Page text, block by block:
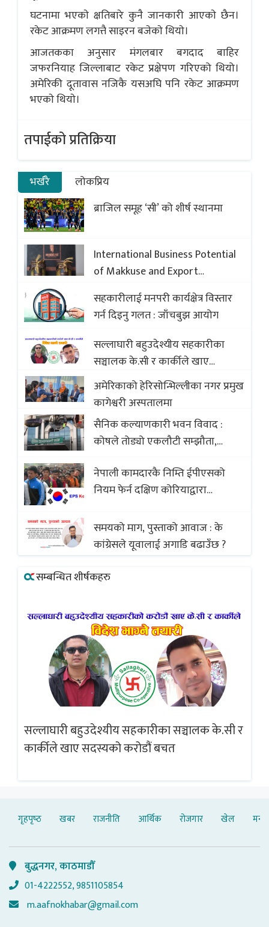
घटनामा भएकाे क्षतिबारे कुनै जानकारी आएकाे छैन।
रकेट आक्रमण लगत्तै साइरन बजेकाे थियाे।
आजतकका अनुसार मंगलबार बगदाद बाहिर
जफरनियाह जिल्लाबाट रकेट प्रक्षेपण गरिएको थियो।
अमेरिकी दूतावास नजिकै यसअघि पनि रकेट आक्रमण
भएकाे थियाे।
तपाईको प्रतिक्रिया
भर्खरै
लोकप्रिय
ब्राजिल समूह ‘सी’ को शीर्ष स्थानमा
International Business Potential
of Makkuse and Export
Opportunities of Nepali Sweets
with Global Comparison to
Baklava
सहकारीलाई मनपरी कार्यक्षेत्र विस्तार
गर्न दिइनु गलत : जाँचबुझ आयोग
सल्लाघारी बहुउदेश्यीय सहकारीका
सञ्चालक के.सी र कार्कीले खाए
सदस्यको करोडौं बचत
अमेरिकाको हेरिसोन्भिल्लीका नगर प्रमुख
कागेश्वरी अस्पतालमा
सैनिक कल्याणकारी भवन विवाद :
कोषले तोड्यो एकलौटी सम्झौता,
(भिडियो)
नेपाली कामदारकै निम्ति ईपीएसको
नियम फेर्न दक्षिण कोरियाद्वारा
समयको माग, पुस्ताको आवाज : के
कांग्रेसले यूवालाई अगाडि बढाउँछ ?
सम्बन्धित शीर्षकहरु
सल्लाघारी बहुउदेश्यीय सहकारीका सञ्चालक के.सी र
कार्कीले खाए सदस्यको करोडौं बचत
गृहपृष्‍ठ खबर राजनीति आर्थिक रोजगार खेल
बुद्धनगर, काठमाडौँ
01-4222552, 9851105854
m.aafnokhabar@gmail.com